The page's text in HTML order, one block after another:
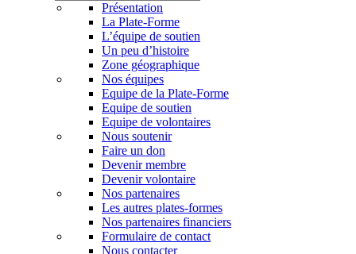
Présentation
La Plate-Forme
L’équipe de soutien
Un peu d’histoire
Zone géographique
Nos équipes
Equipe de la Plate-Forme
Equipe de soutien
Equipe de volontaires
Nous soutenir
Faire un don
Devenir membre
Devenir volontaire
Nos partenaires
Les autres plates-formes
Nos partenaires financiers
Formulaire de contact
Nous contacter